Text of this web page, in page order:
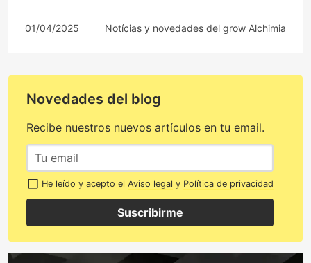
01/04/2025 Notícias y novedades del grow Alchimia
Novedades del blog
Recibe nuestros nuevos artículos en tu email.
He leído y acepto el Aviso legal y Política de privacidad
Suscribirme